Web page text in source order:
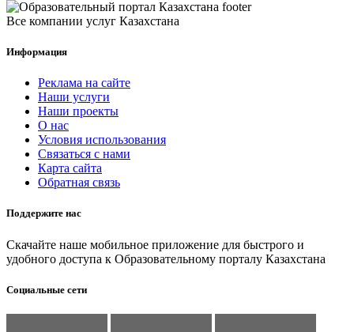
Все компании услуг Казахстана
Информация
Реклама на сайте
Наши услуги
Наши проекты
О нас
Условия использования
Связаться с нами
Карта сайта
Обратная связь
Поддержите нас
Скачайте наше мобильное приложение для быстрого и
удобного доступа к Образовательному порталу Казахстана
Социальные сети